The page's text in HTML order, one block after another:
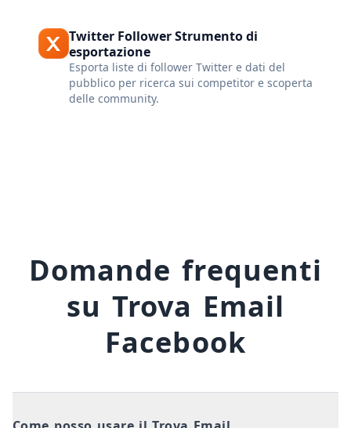
Twitter Follower Strumento di
esportazione
Esporta liste di follower Twitter e dati del
pubblico per ricerca sui competitor e scoperta
delle community.
Domande frequenti
su Trova Email
Facebook